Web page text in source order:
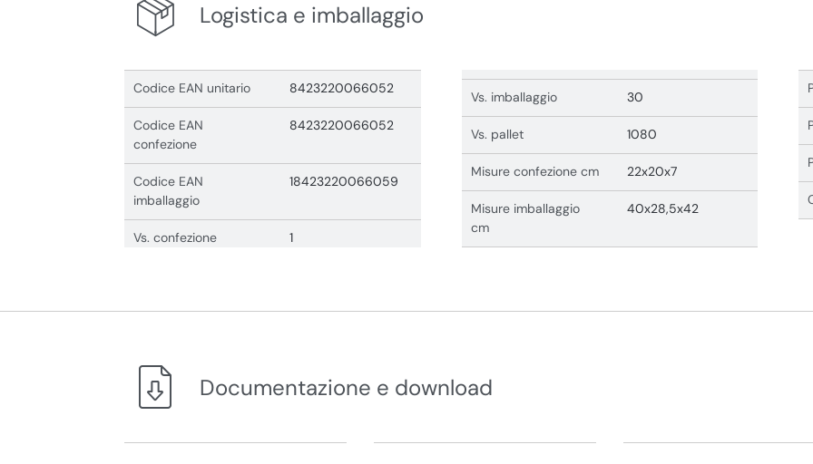
Logistica e imballaggio
Codice EAN unitario 8423220066052
Codice EAN
confezione
8423220066052
Codice EAN
imballaggio
18423220066059
Vs. confezione 1
Vs. imballaggio 30
Vs. pallet 1080
Misure confezione cm 22x20x7
Misure imballaggio
cm
40x28,5x42
Documentazione e download